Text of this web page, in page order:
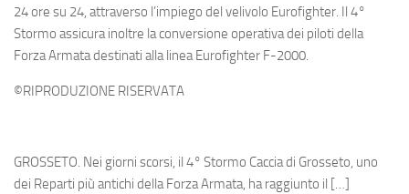
24 ore su 24, attraverso l’impiego del velivolo Eurofighter. Il 4°
Stormo assicura inoltre la conversione operativa dei piloti della
Forza Armata destinati alla linea Eurofighter F-2000.
©RIPRODUZIONE RISERVATA
GROSSETO. Nei giorni scorsi, il 4° Stormo Caccia di Grosseto, uno
dei Reparti più antichi della Forza Armata, ha raggiunto il […]